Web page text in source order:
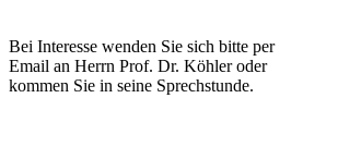
Bei Interesse wenden Sie sich bitte per
Email an Herrn Prof. Dr. Köhler oder
kommen Sie in seine Sprechstunde.